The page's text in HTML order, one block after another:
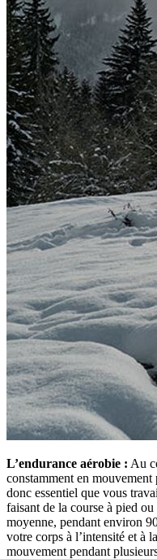
L’endurance aérobie : Au
constamment en
donc essentiel que vous
faisant de la course à pied
moyenne, pendant environ
votre corps à l’intensité et à
mouvement pendant